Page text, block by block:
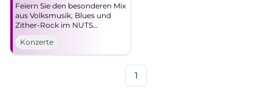
Feiern Sie den besonderen Mix
aus Volksmusik, Blues und
Zither-Rock im NUTS
Traunstein. Zither-Manä
verbindet Festtagsmelodien
und satirische Texte zu einem
Konzerte
1